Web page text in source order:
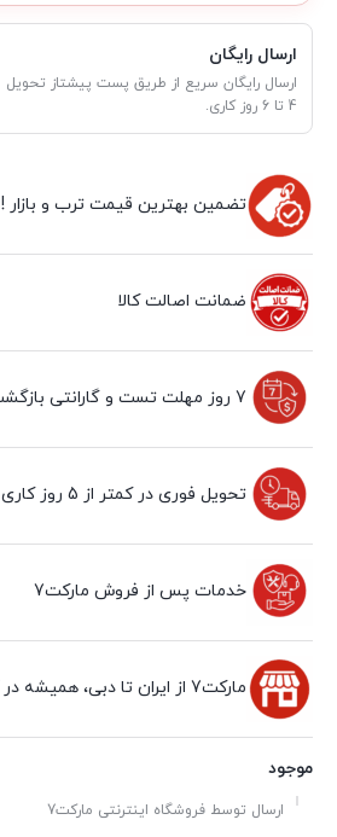
ارسال رایگان
ارسال رایگان سریع از طریق پست پیشتاز تحویل
4 تا 6 روز کاری.
تضمین بهترین قیمت ترب و بازار !
ضمانت اصالت کالا
7 روز مهلت تست و گارانتی بازگشت وجه
تحویل فوری در کمتر از 5 روز کاری
خدمات پس از فروش مارکت7
مارکت7 از ایران تا دبی، همیشه در کنار شما!
موجود
ارسال توسط فروشگاه اینترنتی مارکت7